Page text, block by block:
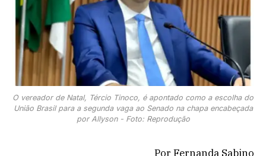
O vereador de Natal, Tércio Tinoco, é apontado como a escolha do
União Brasil para a segunda vaga ao Senado na chapa encabeçada
por Allyson - Foto: Reprodução
Por Fernanda Sabino